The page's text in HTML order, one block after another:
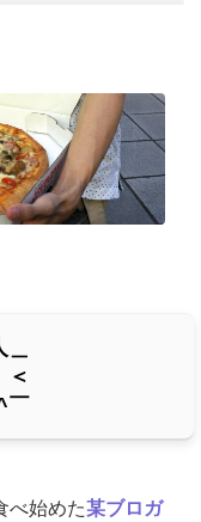
￣
べ始めた某ブロガ